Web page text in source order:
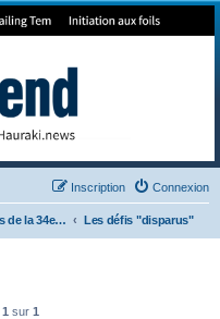
Connexion
Inscription
Les archives de la 34e America's Cup Les défis "disparus"
1sur 1